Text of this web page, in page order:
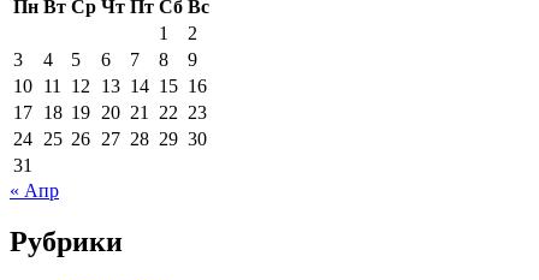
Пн Вт Ср Чт Пт Сб Вс
1
2
3
4 5 6 7 8
9
10 11 12 13 14 15 16
17 18 19 20 21 22 23
24 25 26 27 28 29 30
31
« Апр
Рубрики